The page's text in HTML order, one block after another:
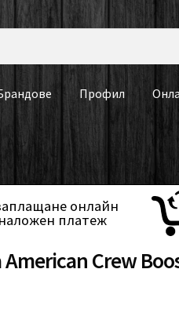
Профил
онлайн
платеж
American Crew